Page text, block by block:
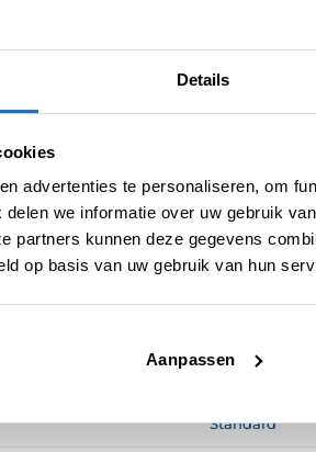
Details
advertenties te personaliseren, om
we informatie over uw gebruik
partners kunnen deze gegevens
op basis van uw gebruik van hun
Aanpassen
Standard